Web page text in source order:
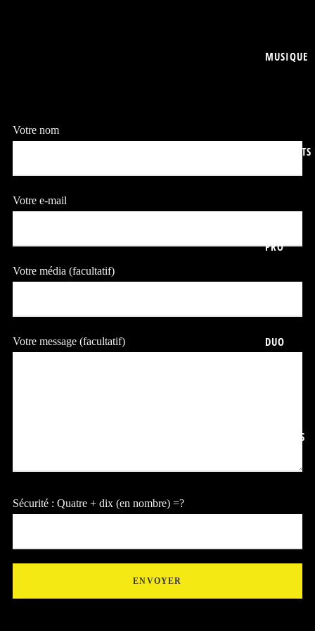
MUSIQUE
CONCERTS
PRO
DUO
COLLABS
Votre nom
Votre e-mail
Votre média (facultatif)
Votre message (facultatif)
Sécurité : Quatre + dix (en nombre) =?